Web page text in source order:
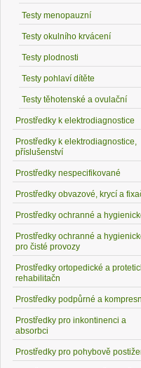
Testy menopauzní
Testy okulního krvácení
Testy plodnosti
Testy pohlaví dítěte
Testy těhotenské a ovulační
Prostředky k elektrodiagnostice
Prostředky k elektrodiagnostice,
příslušenství
Prostředky nespecifikované
Prostředky obvazové, krycí a
Prostředky ochranné a
Prostředky ochranné a
pro čisté provozy
Prostředky ortopedické a
rehabilitačn
Prostředky podpůrné a
Prostředky pro inkontinenci a
absorbci
Prostředky pro pohybově